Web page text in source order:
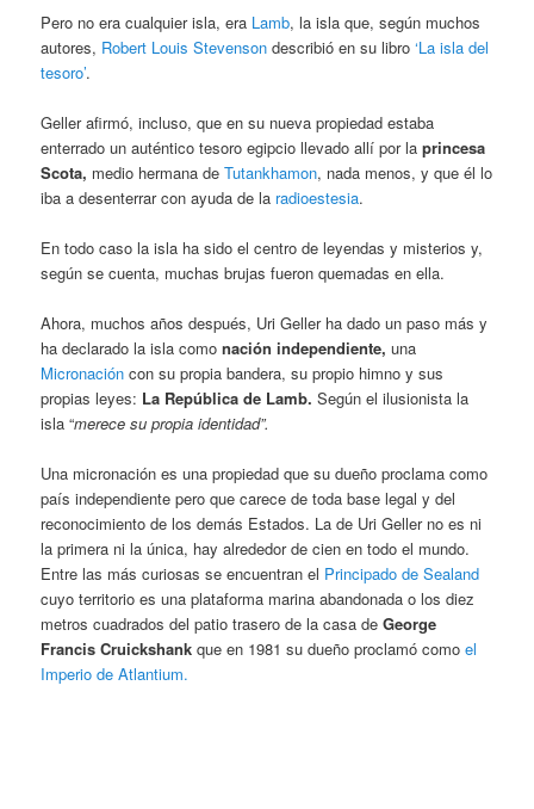
Pero no era cualquier isla, era Lamb, la isla que, según muchos
autores, Robert Louis Stevenson describió en su libro‘La isla del
tesoro’.
Geller afirmó, incluso, que en su nueva propiedad estaba
enterrado un auténtico tesoro egipcio llevado allí por laprincesa
Scota, medio hermana deTutankhamon, nada menos, y que él lo
iba a desenterrar con ayuda de la radioestesia.
En todo caso la isla ha sido el centro de leyendas y misterios y,
según se cuenta, muchas brujas fueron quemadas en ella.
Ahora, muchos años después, Uri Geller ha dado un paso más y
ha declarado la isla comonación independiente, una
Micronación con su propia bandera, su propio himno y sus
propias leyes: La República de Lamb. Según el ilusionista la
isla “merece su propia identidad”.
Una micronación es una propiedad que su dueño proclama como
país independiente pero que carece de toda base legal y del
reconocimiento de los demás Estados. La de Uri Geller no es ni
la primera ni la única, hay alrededor de cien en todo el mundo.
Entre las más curiosas se encuentran el Principado de Sealand
cuyo territorio es una plataforma marina abandonada o los diez
metros cuadrados del patio trasero de la casa deGeorge
Francis Cruickshank que en 1981 su dueño proclamó comoel
Imperio de Atlantium.